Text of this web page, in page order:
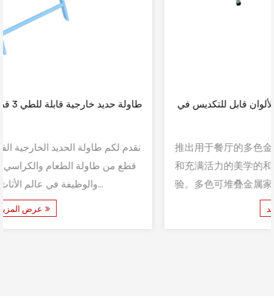
كرسي أثاث معدني خارجي متعدد الألوان قابل للتكديس في
推出用于餐厅的多色金属户外家具椅 - 功能性、耐用性
和充满活力的美学的和谐融合，重新定义了户外座椅体
验。多色可堆叠金属家具椅的设计注重细节，它不仅仅
是一件家具；它也是一件家具。它是优雅和多功能性的